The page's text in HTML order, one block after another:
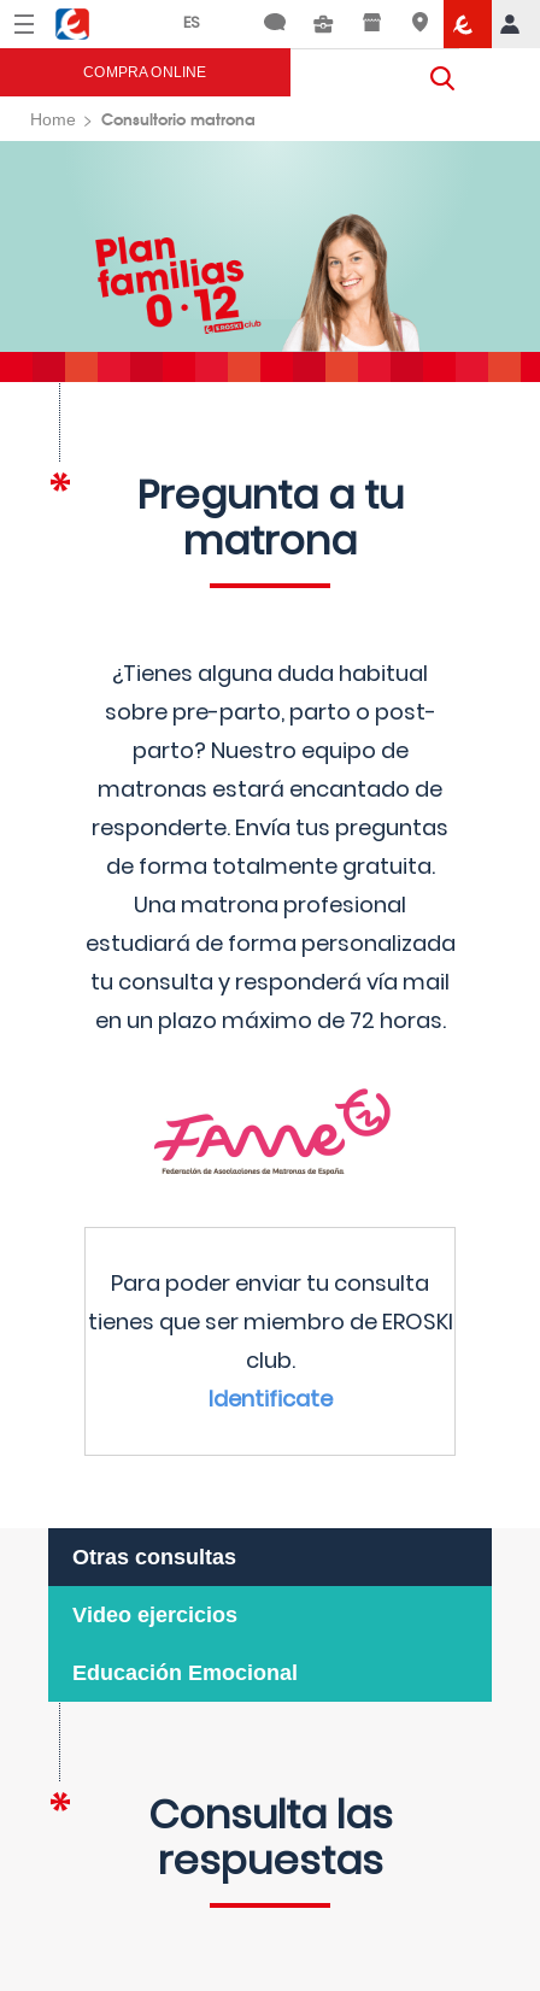
Menú Eroski
COMPRA ONLINE
Home Consultorio matrona
Pregunta a tu
matrona
¿Tienes alguna duda habitual
sobre pre-parto, parto o post-
parto? Nuestro equipo de
matronas estará encantado de
responderte. Envía tus preguntas
de forma totalmente gratuita.
Una matrona profesional
estudiará de forma personalizada
tu consulta y responderá vía mail
en un plazo máximo de 72 horas.
Para poder enviar tu consulta
tienes que ser miembro de EROSKI
club.
Identificate
Otras consultas
Video ejercicios
Educación Emocional
Consulta las
respuestas